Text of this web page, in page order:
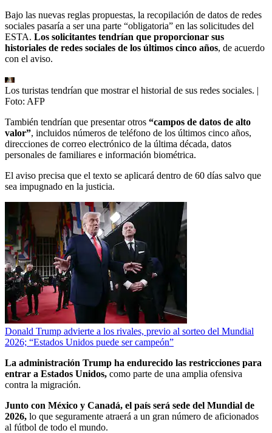
Bajo las nuevas reglas propuestas, la recopilación de datos de redes
sociales pasaría a ser una parte “obligatoria” en las solicitudes del
ESTA. Los solicitantes tendrían que proporcionar sus
historiales de redes sociales de los últimos cinco años, de acuerdo
con el aviso.
Los turistas tendrían que mostrar el historial de sus redes sociales. |
Foto: AFP
También tendrían que presentar otros “campos de datos de alto
valor”, incluidos números de teléfono de los últimos cinco años,
direcciones de correo electrónico de la última década, datos
personales de familiares e información biométrica.
El aviso precisa que el texto se aplicará dentro de 60 días salvo que
sea impugnado en la justicia.
Donald Trump advierte a los rivales, previo al sorteo del Mundial
2026; “Estados Unidos puede ser campeón”
La administración Trump ha endurecido las restricciones para
entrar a Estados Unidos, como parte de una amplia ofensiva
contra la migración.
Junto con México y Canadá, el país será sede del Mundial de
2026, lo que seguramente atraerá a un gran número de aficionados
al fútbol de todo el mundo.